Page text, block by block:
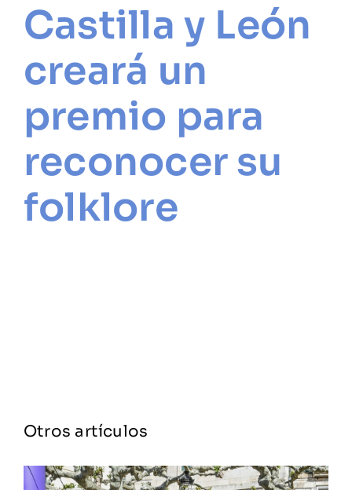
Castilla y León
creará un
premio para
reconocer su
folklore
Otros artículos